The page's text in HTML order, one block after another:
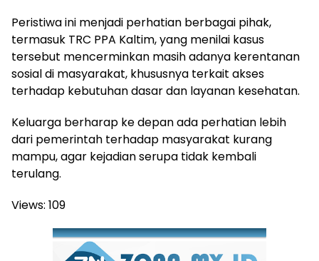
Peristiwa ini menjadi perhatian berbagai pihak,
termasuk TRC PPA Kaltim, yang menilai kasus
tersebut mencerminkan masih adanya kerentanan
sosial di masyarakat, khususnya terkait akses
terhadap kebutuhan dasar dan layanan kesehatan.
Keluarga berharap ke depan ada perhatian lebih
dari pemerintah terhadap masyarakat kurang
mampu, agar kejadian serupa tidak kembali
terulang.
Views: 109